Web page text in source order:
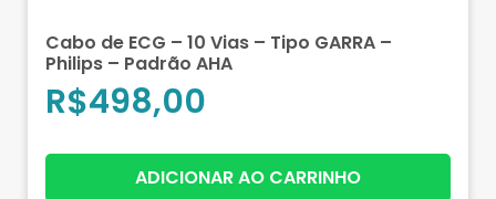
Cabo de ECG – 10 Vias – Tipo GARRA –
Philips – Padrão AHA
R$498,00
ADICIONAR AO CARRINHO